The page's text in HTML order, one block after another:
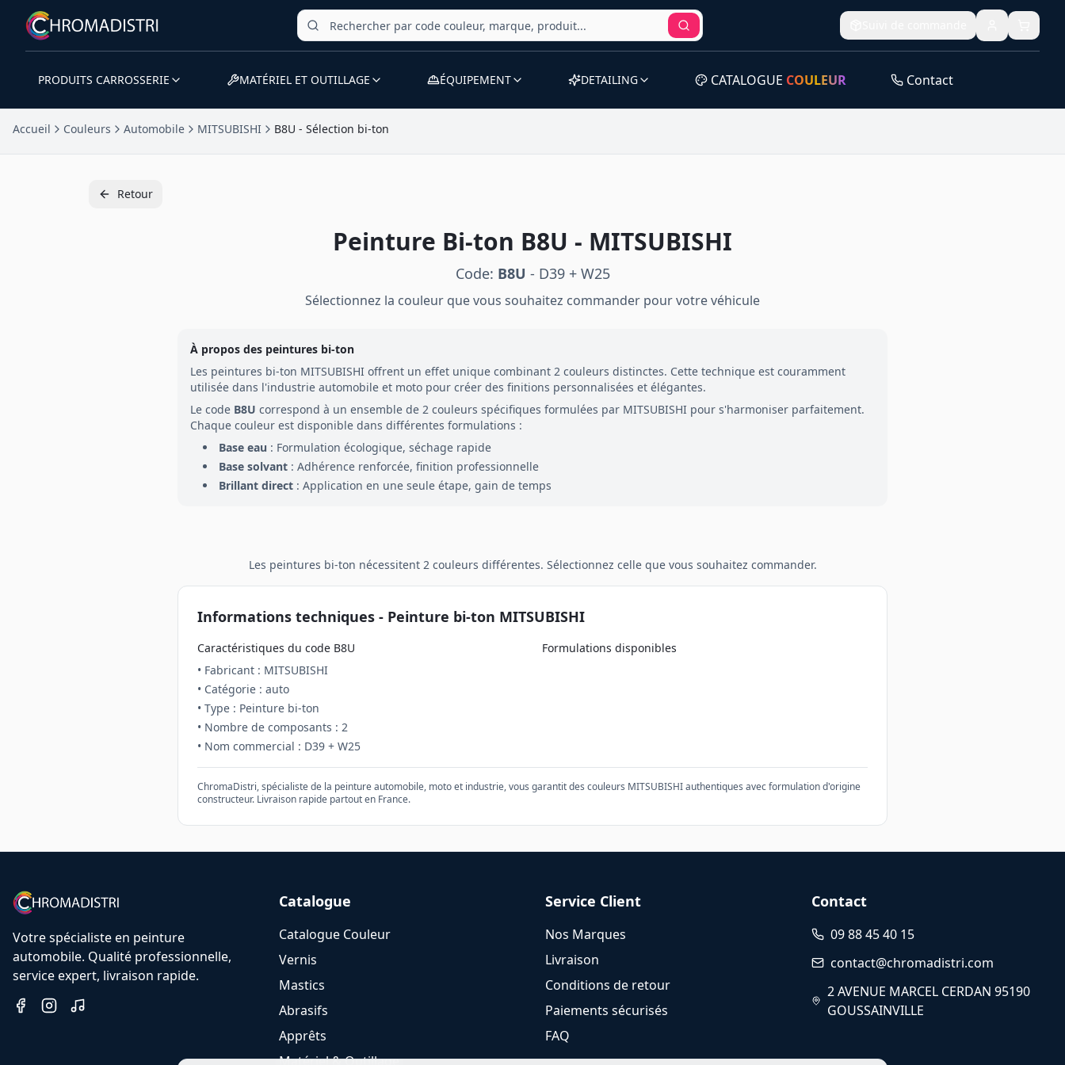
PRODUITS CARROSSERIE MATÉRIEL ET OUTILLAGE ÉQUIPEMENT DETAILING CATALOGUE COULEUR Contact
Accueil Couleurs Automobile MITSUBISHI B8U - Sélection bi-ton
Retour
Peinture Bi-ton B8U - MITSUBISHI
Code: B8U - D39 + W25
Sélectionnez la couleur que vous souhaitez commander pour votre véhicule
À propos des peintures bi-ton
Les peintures bi-ton MITSUBISHI offrent un effet unique combinant 2 couleurs distinctes. Cette technique est couramment
utilisée dans l'industrie automobile et moto pour créer des finitions personnalisées et élégantes.
Le code B8U correspond à un ensemble de 2 couleurs spécifiques formulées par MITSUBISHI pour s'harmoniser parfaitement.
Chaque couleur est disponible dans différentes formulations :
Base eau : Formulation écologique, séchage rapide
Base solvant : Adhérence renforcée, finition professionnelle
Brillant direct : Application en une seule étape, gain de temps
Les peintures bi-ton nécessitent 2couleurs différentes. Sélectionnez celle que vous souhaitez commander.
Informations techniques - Peinture bi-ton MITSUBISHI
Caractéristiques du code B8U
• Fabricant : MITSUBISHI
• Catégorie : auto
• Type : Peinture bi-ton
• Nombre de composants : 2
• Nom commercial : D39 + W25
Formulations disponibles
ChromaDistri, spécialiste de la peinture automobile, moto et industrie, vous garantit des couleurs MITSUBISHIauthentiques avec formulation d'origine
constructeur. Livraison rapide partout en France.
Votre spécialiste en peinture
automobile. Qualité professionnelle,
service expert, livraison rapide.
Catalogue
Catalogue Couleur
Vernis
Mastics
Abrasifs
Apprêts
Matériel & Outillage
Service Client
Nos Marques
Livraison
Conditions de retour
Paiements sécurisés
FAQ
Contact
09 88 45 40 15
contact@chromadistri.com
2 AVENUE MARCEL CERDAN 95190
GOUSSAINVILLE